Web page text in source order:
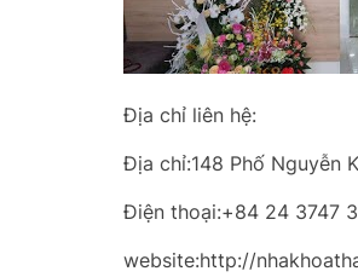
Địa chỉ liên hệ:
Địa chỉ:148 Phố Nguyễn
Điện thoại:+84 24 3747
website:http://